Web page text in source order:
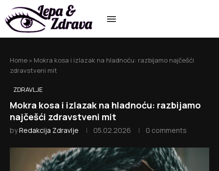
Home » Mokra kosa i izlazak na hladnoću: razbijamo najčešći
zdravstveni mit
ZDRAVLJE
Mokra kosa i izlazak na hladnoću: razbijamo
najčešći zdravstveni mit
byRedakcija Zdravlje 05.02.2026 0 comments